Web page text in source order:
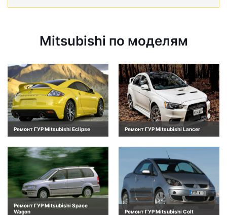
Mitsubishi по моделям
Ремонт ГУР Mitsubishi Eclipse Ремонт ГУР Mitsubishi Lancer
Ремонт ГУР Mitsubishi Space
Wagon
Ремонт ГУР Mitsubishi Colt